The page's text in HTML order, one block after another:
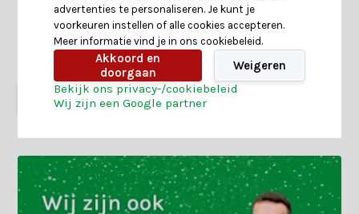
Shop is gesloten
advertenties te personaliseren. Je kunt je
voorkeuren instellen of alle cookies accepteren.
Meer informatie vind je in ons cookiebeleid.
Akkoord en
doorgaan
Weigeren
Bekijk ons privacy-/cookiebeleid
Wij zijn een Google partner